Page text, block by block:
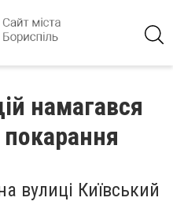
намагався
покарання
вулиці Київський